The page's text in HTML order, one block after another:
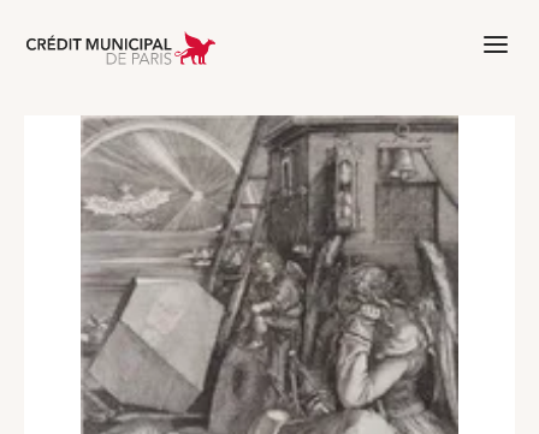
Aller à l'accueil de Crédit Municipal